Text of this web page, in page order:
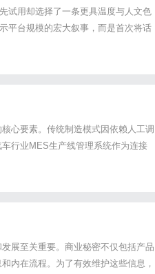
试用却选择了一条更具温度与人文色
平台规模的宏大叙事，而是首次将话
一场关于生活可能性的温情对话。
维为用户生活仪式、并系统...
心要素。传统制造模式因依赖人工调
行业MES生产线管理系统作为连接
、动态资源调度和智能决策支持，推
短了产品交付周期，更通...
展至关重要。商业秘密不仅包括产品
内在流程。为了有效维护这些信息，